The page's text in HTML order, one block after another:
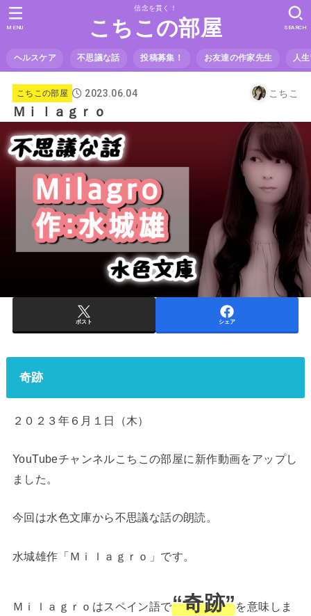
信念を貫く！
こちこの部屋
ヘルスケア 不思議な話 投稿募集！ お友達の作家先生 人
SEARCH
MENU
こちこの部屋 2023.06.04 こちこ
Ｍｉｌａｇｒｏ
ポスト シェア
奇跡
２０２３年６月１日（木）
YouTubeチャンネルこちこの部屋に新作動画をアップし
ました。
今回は水色文庫から不思議な話の朗読。
水城雄作「Ｍｉｌａｇｒｏ」です。
Ｍｉｌａｇｒｏはスペイン語で“奇跡”を意味しま